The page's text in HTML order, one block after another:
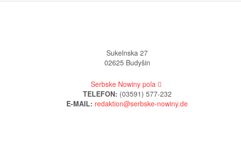
Sukelnska 27
02625 Budyšin
Serbske Nowiny pola
TELEFON: (03591) 577-232
E-MAIL: